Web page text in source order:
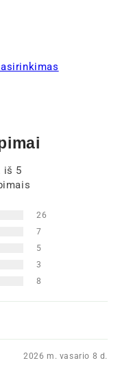
iš 5
26
7
5
3
8
2026 m. vasario 8 d.